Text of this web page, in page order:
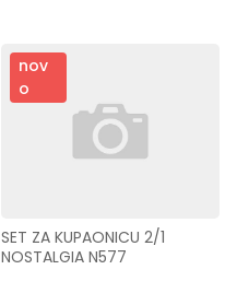
nov
o
SET ZA KUPAONICU 2/1
NOSTALGIA N577